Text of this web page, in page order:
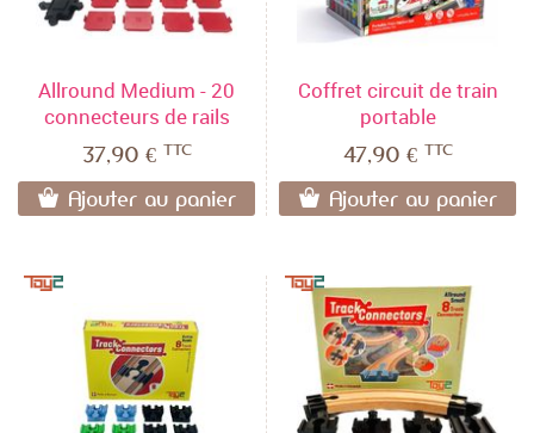
Allround Medium - 20
connecteurs de rails
37,90 € TTC
Ajouter au panier
Coffret circuit de train
portable
47,90 € TTC
Ajouter au panier